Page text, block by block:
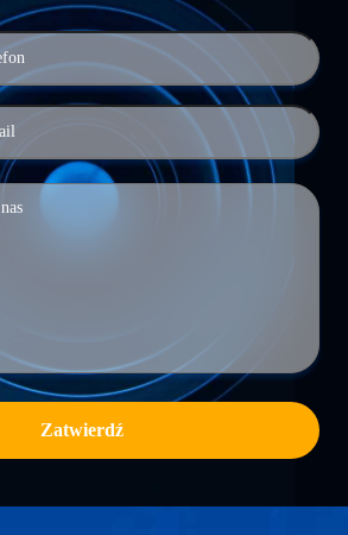
Zatwierdź